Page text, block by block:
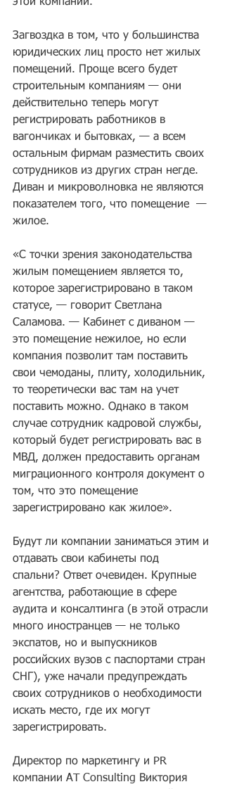
этой компании.
Загвоздка в том, что у большинства
юридических лиц просто нет жилых
помещений. Проще всего будет
строительным компаниям — они
действительно теперь могут
регистрировать работников в
вагончиках и бытовках, — а всем
остальным фирмам разместить своих
сотрудников из других стран негде.
Диван и микроволновка не являются
показателем того, что помещение  —
жилое.
«С точки зрения законодательства
жилым помещением является то,
которое зарегистрировано в таком
статусе, — говорит Светлана
Саламова. — Кабинет с диваном —
это помещение нежилое, но если
компания позволит там поставить
свои чемоданы, плиту, холодильник,
то теоретически вас там на учет
поставить можно. Однако в таком
случае сотрудник кадровой службы,
который будет регистрировать вас в
МВД, должен предоставить органам
миграционного контроля документ о
том, что это помещение
зарегистрировано как жилое».
Будут ли компании заниматься этим и
отдавать свои кабинеты под
спальни? Ответ очевиден. Крупные
агентства, работающие в сфере
аудита и консалтинга (в этой отрасли
много иностранцев — не только
экспатов, но и выпускников
российских вузов с паспортами стран
СНГ), уже начали предупреждать
своих сотрудников о необходимости
искать место, где их могут
зарегистрировать.
Директор по маркетингу и PR
компании AT Consulting Виктория